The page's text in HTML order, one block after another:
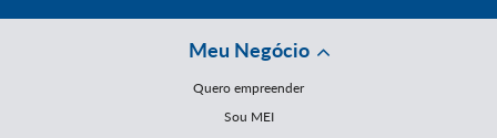
Meu Negócio
Quero empreender
Sou MEI